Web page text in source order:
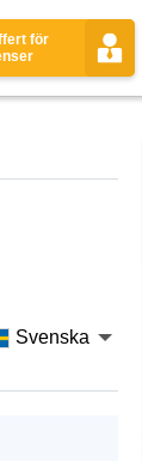
för
Svenska